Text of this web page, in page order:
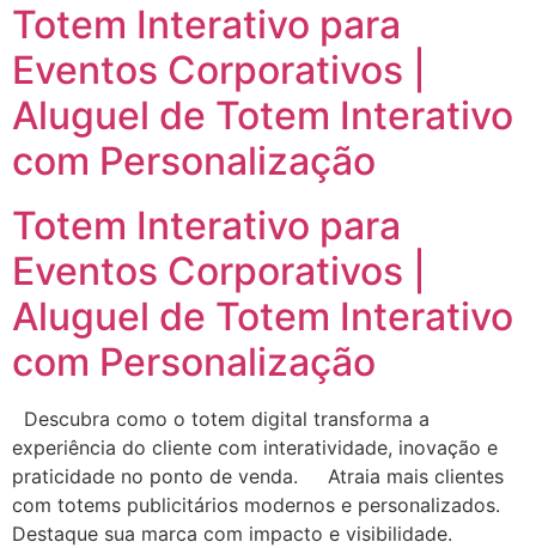
Totem Interativo para
Eventos Corporativos |
Aluguel de Totem Interativo
com Personalização
Totem Interativo para
Eventos Corporativos |
Aluguel de Totem Interativo
com Personalização
Descubra como o totem digital transforma a
experiência do cliente com interatividade, inovação e
praticidade no ponto de venda. Atraia mais clientes
com totems publicitários modernos e personalizados.
Destaque sua marca com impacto e visibilidade.